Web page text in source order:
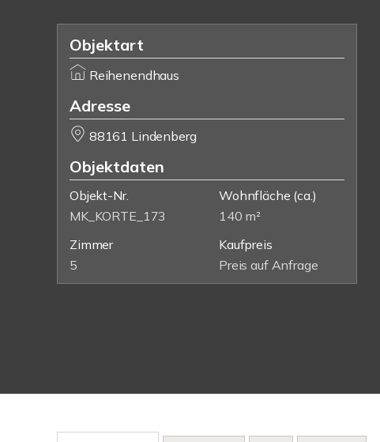
Objektart
Reihenendhaus
Adresse
88161 Lindenberg
Objektdaten
Objekt-Nr.
MK_KORTE_173
Wohnfläche (ca.)
140 m²
Zimmer
5
Kaufpreis
Preis auf Anfrage